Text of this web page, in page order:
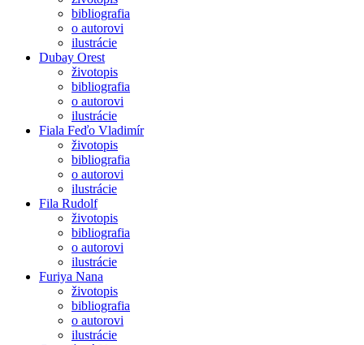
bibliografia
o autorovi
ilustrácie
Dubay Orest
životopis
bibliografia
o autorovi
ilustrácie
Fiala Feďo Vladimír
životopis
bibliografia
o autorovi
ilustrácie
Fila Rudolf
životopis
bibliografia
o autorovi
ilustrácie
Furiya Nana
životopis
bibliografia
o autorovi
ilustrácie